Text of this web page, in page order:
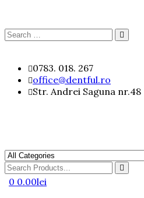
Search
content
0783. 018. 267
office@dentful.ro
Str. Andrei Saguna nr.48
Search
for
0 0.00lei